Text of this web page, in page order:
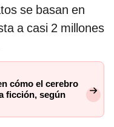
se basan en
a casi 2 millones
cómo el cerebro
ficción, según